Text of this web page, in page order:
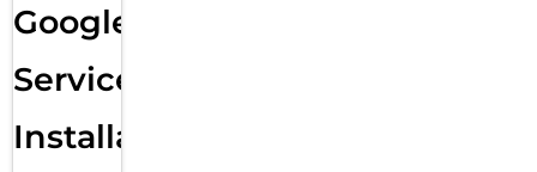
Google
Services
Installation